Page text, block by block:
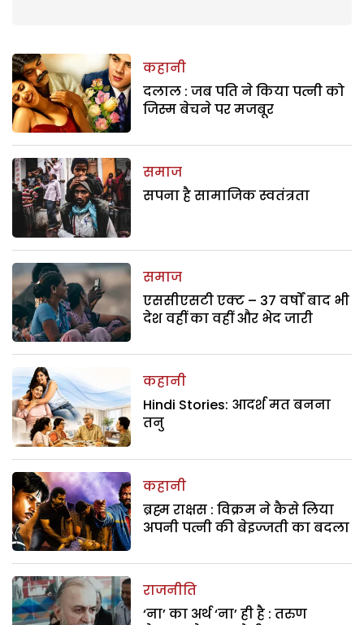
कहानी
दलाल : जब पति ने किया पत्नी को
जिस्म बेचने पर मजबूर
समाज
सपना है सामाजिक स्वतंत्रता
समाज
एससीएसटी एक्ट – 37 वर्षों बाद भी
देश वहीं का वहीं और भेद जारी
कहानी
Hindi Stories: आदर्श मत बनना
तनु
कहानी
ब्रह्म राक्षस : विक्रम ने कैसे लिया
अपनी पत्नी की बेइज्जती का बदला
राजनीति
‘ना’ का अर्थ ‘ना’ ही है : तरुण